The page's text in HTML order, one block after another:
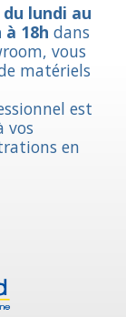
du lundi au
18h dans
vous
matériels
est
vos
en